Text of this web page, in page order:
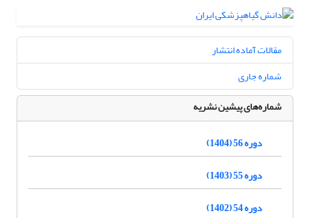
مقالات آماده انتشار
شماره جاری
شماره‌های پیشین نشریه
دوره 56 (1404)
دوره 55 (1403)
دوره 54 (1402)